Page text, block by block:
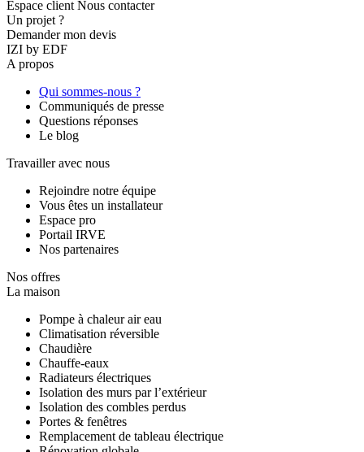
Espace client Nous contacter
Un projet ?
Demander mon devis
IZI by EDF
A propos
Qui sommes-nous ?
Communiqués de presse
Questions réponses
Le blog
Travailler avec nous
Rejoindre notre équipe
Vous êtes un installateur
Espace pro
Portail IRVE
Nos partenaires
Nos offres
La maison
Pompe à chaleur air eau
Climatisation réversible
Chaudière
Chauffe-eaux
Radiateurs électriques
Isolation des murs par l’extérieur
Isolation des combles perdus
Portes & fenêtres
Remplacement de tableau électrique